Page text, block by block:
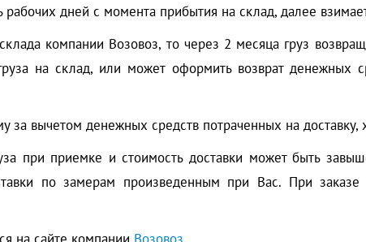
дней с момента прибытия на склад, далее
компании Возовоз, то через 2 месяца груз
на склад, или может оформить возврат денежных
за вычетом денежных средств потраченных на
при приемке и стоимость доставки может быть
по замерам произведенным при Вас. При